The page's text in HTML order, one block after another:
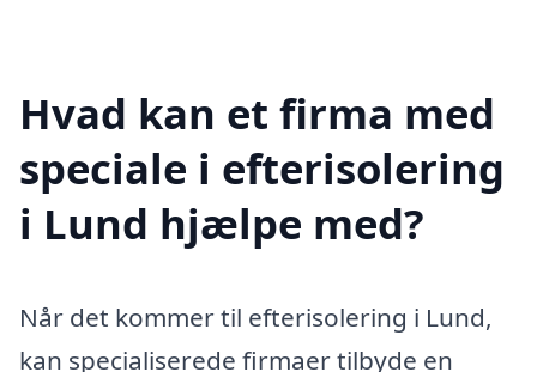
Hvad kan et firma med
speciale i efterisolering
i Lund hjælpe med?
Når det kommer til efterisolering i Lund,
kan specialiserede firmaer tilbyde en